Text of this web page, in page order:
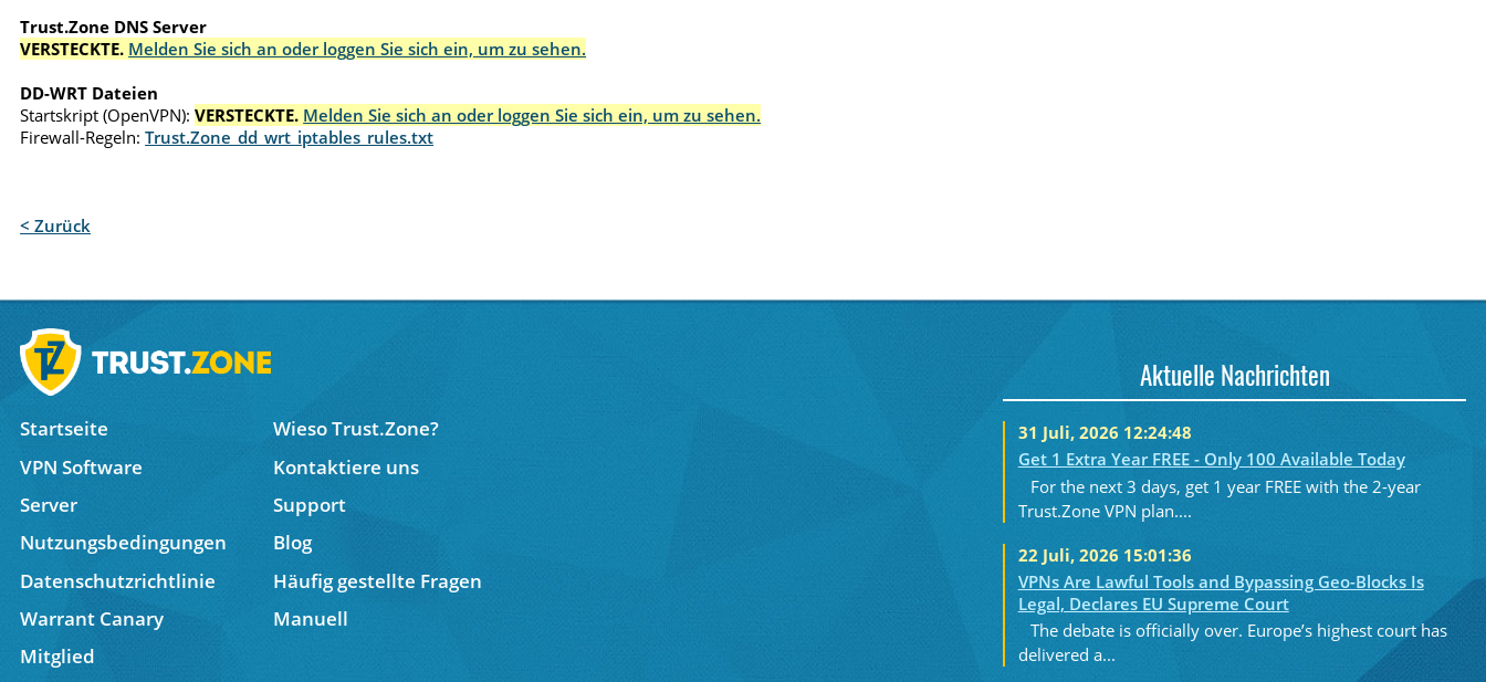
Trust.Zone DNS Server
VERSTECKTE. Melden Sie sich an oder loggen Sie sich ein, um zu sehen.
DD-WRT Dateien
Startskript (OpenVPN): VERSTECKTE. Melden Sie sich an oder loggen Sie sich ein, um zu sehen.
Firewall-Regeln: Trust.Zone_dd_wrt_iptables_rules.txt
< Zurück
Startseite
Wieso Trust.Zone?
VPN Software
Kontaktiere uns
Server
Support
Nutzungsbedingungen
Blog
Datenschutzrichtlinie
Häufig gestellte Fragen
Warrant Canary
Manuell
Mitglied
Aktuelle Nachrichten
31 Juli, 2026 12:24:48
Get 1 Extra Year FREE - Only 100 Available Today
For the next 3 days, get 1 year FREE with the 2-year
Trust.Zone VPN plan....
22 Juli, 2026 15:01:36
VPNs Are Lawful Tools and Bypassing Geo-Blocks Is
Legal, Declares EU Supreme Court
The debate is officially over. Europe’s highest court has
delivered a...